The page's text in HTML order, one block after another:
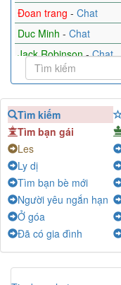
Đoan trang - Chat
Duc Minh - Chat
Jack Robinson-Chat
Jenny Nguyễn
Mina-Chat
Hạ Trắng-Chat
Tìm kiếm
Tìm bạn gái
Les
Ly dị
Tìm bạn bè mới
Người yêu ngắn hạn
Ở góa
Đã có gia đình